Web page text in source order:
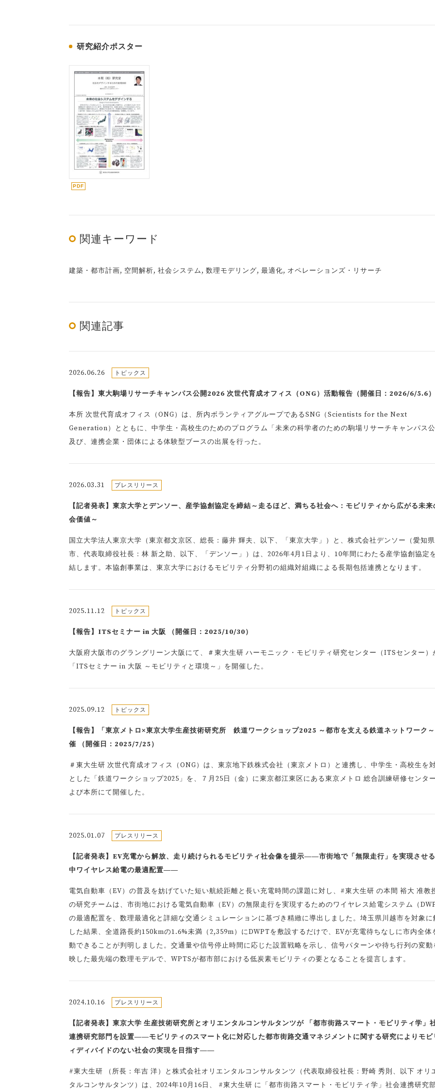
研究紹介ポスター
関連キーワード
建築・都市計画, 空間解析, 社会システム, 数理モデリング, 最適化, オペレーションズ・リサーチ
関連記事
2026.06.26 トピックス
【報告】東大駒場リサーチキャンパス公開2026 次世代育成オフィス（ONG）活動報告（開催日：2026/6/5.6）
本所 次世代育成オフィス（ONG）は、所内ボランティアグループであるSNG（Scientists for the Next
Generation）とともに、中学生・高校生のためのプログラム「未来の科学者のための駒場リサーチキャンパス公
及び、連携企業・団体による体験型ブースの出展を行った。
2026.03.31 プレスリリース
【記者発表】東京大学とデンソー、産学協創協定を締結～走るほど、満ちる社会へ：モビリティから広がる未来
会価値～
国立大学法人東京大学（東京都文京区、総長：藤井 輝夫、以下、「東京大学」）と、株式会社デンソー（愛知
市、代表取締役社長：林 新之助、以下、「デンソー」）は、2026年4月1日より、10年間にわたる産学協創協定
結します。本協創事業は、東京大学におけるモビリティ分野初の組織対組織による長期包括連携となります。
2025.11.12 トピックス
【報告】ITSセミナー in 大阪 （開催日：2025/10/30）
大阪府大阪市のグラングリーン大阪にて、＃東大生研 ハーモニック・モビリティ研究センター（ITSセンター）
「ITSセミナー in 大阪 ～モビリティと環境～」を開催した。
2025.09.12 トピックス
【報告】「東京メトロ×東京大学生産技術研究所 鉄道ワークショップ2025 ～都市を支える鉄道ネットワーク
催 （開催日：2025/7/25）
＃東大生研 次世代育成オフィス（ONG）は、東京地下鉄株式会社（東京メトロ）と連携し、中学生・高校生を
とした「鉄道ワークショップ2025」を、７月25日（金）に東京都江東区にある東京メトロ 総合訓練研修センタ
よび本所にて開催した。
2025.01.07 プレスリリース
【記者発表】EV充電から解放、走り続けられるモビリティ社会像を提示――市街地で「無限走行」を実現させ
中ワイヤレス給電の最適配置――
電気自動車（EV）の普及を妨げていた短い航続距離と長い充電時間の課題に対し、#東大生研 の本間 裕大 准教
の研究チームは、市街地における電気自動車（EV）の無限走行を実現するためのワイヤレス給電システム（
の最適配置を、数理最適化と詳細な交通シミュレーションに基づき精緻に導出しました。埼玉県川越市を対象に
した結果、全道路長約150kmの1.6%未満（2,359m）にDWPTを敷設するだけで、EVが充電待ちなしに市内全体
動できることが判明しました。交通量や信号停止時間に応じた設置戦略を示し、信号パターンや待ち行列の変動
映した最先端の数理モデルで、WPTSが都市部における低炭素モビリティの要となることを提言します。
2024.10.16 プレスリリース
【記者発表】東京大学 生産技術研究所とオリエンタルコンサルタンツが 「都市街路スマート・モビリティ学」
連携研究部門を設置――モビリティのスマート化に対応した都市街路交通マネジメントに関する研究によりモビ
ィディバイドのない社会の実現を目指す――
#東大生研 （所長：年吉 洋）と株式会社オリエンタルコンサルタンツ（代表取締役社長：野崎 秀則、以下 オリ
タルコンサルタンツ）は、2024年10月16日、 #東大生研 に「都市街路スマート・モビリティ学」社会連携研究